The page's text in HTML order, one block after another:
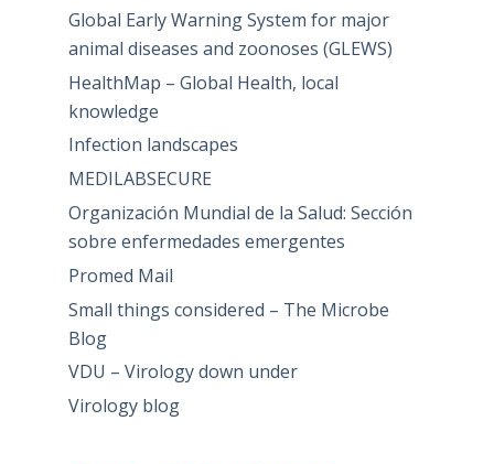
Global Early Warning System for major
animal diseases and zoonoses (GLEWS)
HealthMap – Global Health, local
knowledge
Infection landscapes
MEDILABSECURE
Organización Mundial de la Salud: Sección
sobre enfermedades emergentes
Promed Mail
Small things considered – The Microbe
Blog
VDU – Virology down under
Virology blog